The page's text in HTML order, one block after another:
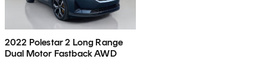
2022 Polestar 2 Long Range
Dual Motor Fastback AWD